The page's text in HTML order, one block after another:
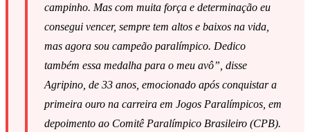
campinho. Mas com muita força e determinação eu
consegui vencer, sempre tem altos e baixos na vida,
mas agora sou campeão paralímpico. Dedico
também essa medalha para o meu avô”, disse
Agripino, de 33 anos, emocionado após conquistar a
primeira ouro na carreira em Jogos Paralímpicos, em
depoimento ao Comitê Paralímpico Brasileiro (CPB).